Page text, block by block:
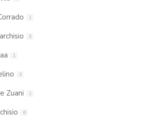
1
3
1
3
Zuani 1
6